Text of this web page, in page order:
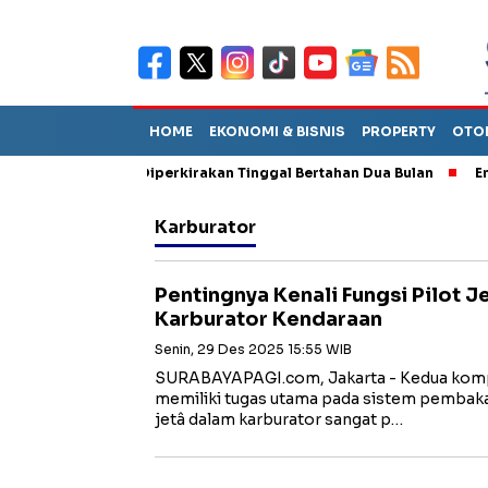
HOME EKONOMI & BISNIS PROPERTY
Sebut TPA Diperkirakan Tinggal Bertahan Dua Bulan Empat
Karburator
Pentingnya Kenali Fungsi Pilot
Karburator Kendaraan
Senin, 29 Des 2025 15:55 WIB
SURABAYAPAGI.com, Jakarta - Kedua
memiliki tugas utama pada sistem
jetâ dalam karburator sangat p…